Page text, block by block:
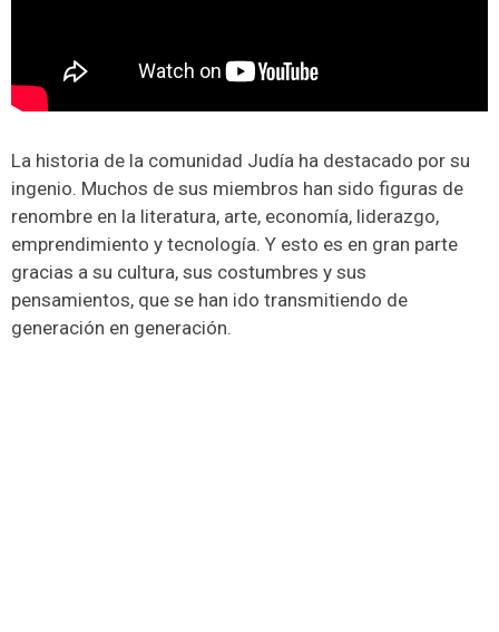
La historia de la comunidad Judía ha destacado por su
ingenio. Muchos de sus miembros han sido figuras de
renombre en la literatura, arte, economía, liderazgo,
emprendimiento y tecnología. Y esto es en gran parte
gracias a su cultura, sus costumbres y sus
pensamientos, que se han ido transmitiendo de
generación en generación.